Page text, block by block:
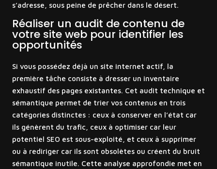
s’adresse, sous peine de prêcher dans le désert.
Réaliser un audit de contenu de
votre site web pour identifier les
opportunités
Si vous possédez déjà un site internet actif, la
première tâche consiste à dresser un inventaire
exhaustif des pages existantes. Cet audit technique et
sémantique permet de trier vos contenus en trois
catégories distinctes : ceux à conserver en l’état car
ils génèrent du trafic, ceux à optimiser car leur
potentiel SEO est sous-exploité, et ceux à supprimer
ou à rediriger car ils sont obsolètes ou créent du bruit
sémantique inutile. Cette analyse approfondie met en